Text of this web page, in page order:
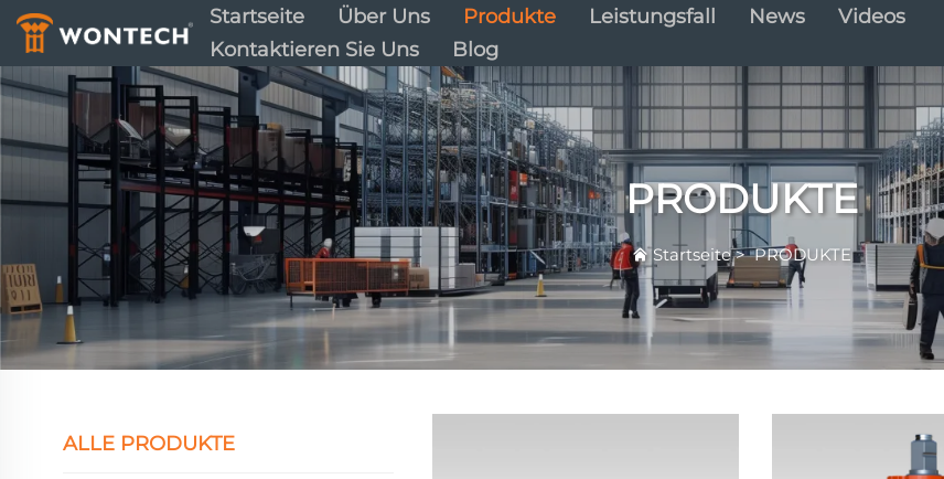
Startseite Über Uns Produkte Leistungsfall News
Videos
Kontaktieren Sie Uns
Blog
PRODUKTE
Startseite>PRODUKTE
ALLE PRODUKTE